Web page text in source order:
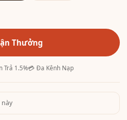
Thưởng
Trả 1.5%💳 Đa Kênh Nạp